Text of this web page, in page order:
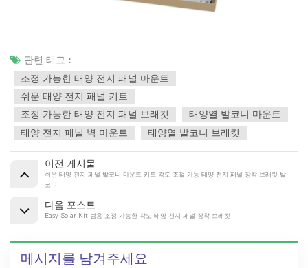
관련 태그 :
조정 가능한 태양 전지 패널 마운트
쉬운 태양 전지 패널 키트
조정 가능한 태양 전지 패널 브래킷
태양열 발코니 마운트
태양 전지 패널 벽 마운트
태양열 발코니 브래킷
이전 게시물
쉬운 태양 전지 패널 발코니 마운트 키트 각도 조절 가능 태양 전지 패널 장착 브래킷 발
코니
다음 포스트
Easy Solar Kit 범용 조정 가능한 각도 태양 전지 패널 장착 브래킷
메시지를 남겨주세요